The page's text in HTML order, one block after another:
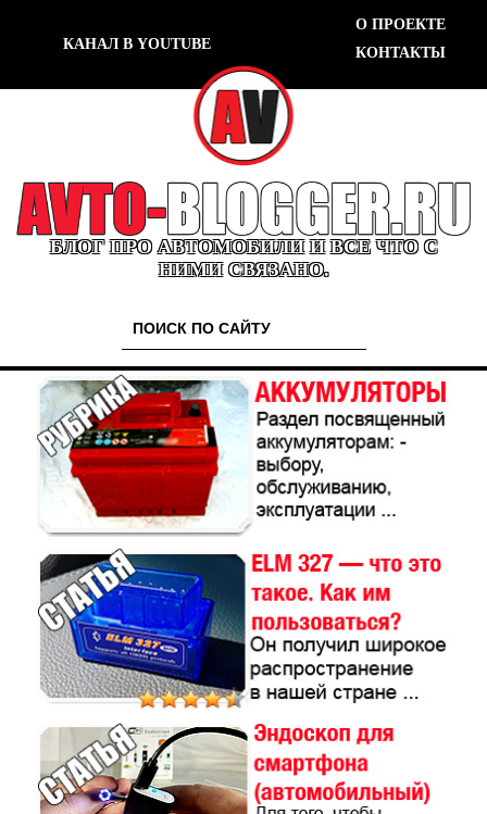
КАНАЛ В YOUTUBE
О ПРОЕКТЕ
КОНТАКТЫ
БЛОГ ПРО АВТОМОБИЛИ И ВСЕ ЧТО С
НИМИ СВЯЗАНО.